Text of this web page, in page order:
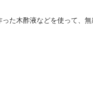
た木酢液などを使って、